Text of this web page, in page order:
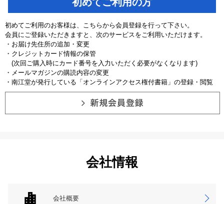
初めてご利用のお客様は、こちらから会員登録を行って下さい。
会員にご登録いただきますと、次のサービスをご利用いただけます。
・お届け先住所の追加・変更
・クレジットカード情報の保管
(次回ご購入時にカード番号を入力いただく必要がなくなります)
・メールマガジンの購読内容の変更
・南江堂が発行している「オンラインアクセス権付書籍」の登録・閲覧
会社情報
会社概要